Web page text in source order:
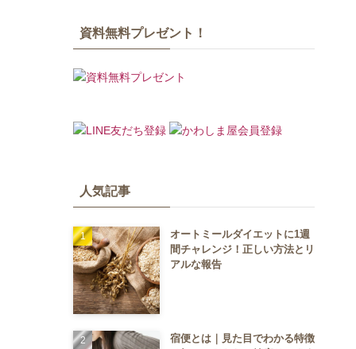
資料無料プレゼント！
人気記事
オートミールダイエットに1週
間チャレンジ！正しい方法とリ
アルな報告
宿便とは｜見た目でわかる特徴